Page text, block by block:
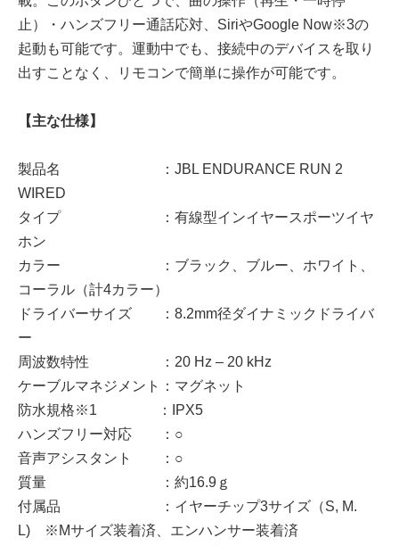
止）・ハンズフリー通話応対、SiriやGoogle Now※3の
起動も可能です。運動中でも、接続中のデバイスを取り
出すことなく、リモコンで簡単に操作が可能です。
【主な仕様】
製品名 ：JBL ENDURANCE RUN 2
WIRED
タイプ ：有線型インイヤースポーツイヤ
ホン
カラー ：ブラック、ブルー、ホワイト、
コーラル（計4カラー）
ドライバーサイズ ：8.2mm径ダイナミックドライバ
ー
周波数特性 ：20 Hz – 20 kHz
ケーブルマネジメント：マグネット
防水規格※1 ：IPX5
ハンズフリー対応 ：○
音声アシスタント ：○
質量 ：約16.9ｇ
付属品 ：イヤーチップ3サイズ（S, M.
L) ※Mサイズ装着済、エンハンサー装着済